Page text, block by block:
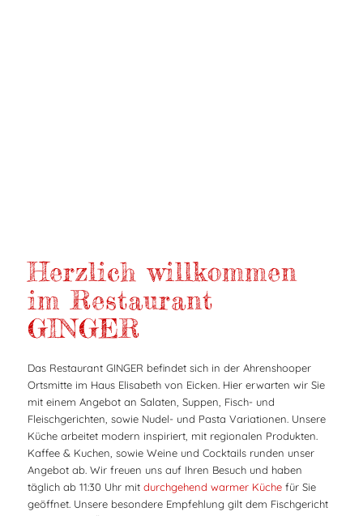
Herzlich willkommen
im Restaurant
GINGER
Das Restaurant GINGER befindet sich in der Ahrenshooper
Ortsmitte im Haus Elisabeth von Eicken. Hier erwarten wir Sie
mit einem Angebot an Salaten, Suppen, Fisch- und
Fleischgerichten, sowie Nudel- und Pasta Variationen. Unsere
Küche arbeitet modern inspiriert, mit regionalen Produkten.
Kaffee & Kuchen, sowie Weine und Cocktails runden unser
Angebot ab. Wir freuen uns auf Ihren Besuch und haben
täglich ab 11:30 Uhr mit durchgehend warmer Küche für Sie
geöffnet. Unsere besondere Empfehlung gilt dem Fischgericht